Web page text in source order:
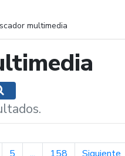
multimedia
opciones de búsqueda